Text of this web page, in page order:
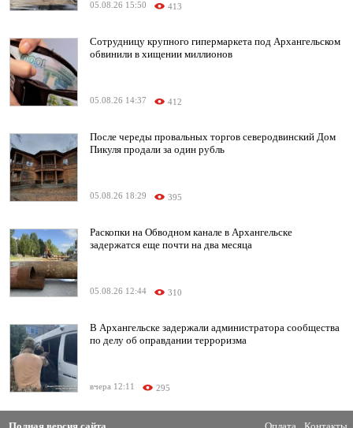
05.08.26 15:50 413
Сотрудницу крупного гипермаркета под Архангельском
обвинили в хищении миллионов
05.08.26 14:37 412
После череды провальных торгов северодвинский Дом
Пикуля продали за один рубль
05.08.26 18:29 395
Раскопки на Обводном канале в Архангельске
задержатся еще почти на два месяца
05.08.26 12:44 310
В Архангельске задержали администратора сообщества
по делу об оправдании терроризма
вчера 12:11 295